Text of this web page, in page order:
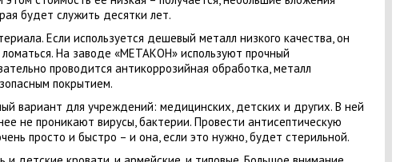
будет служить десятки лет.
Если используется дешевый металл низкого качества, он
На заводе «МЕТАКОН» используют прочный
проводится антикоррозийная обработка, металл
покрытием.
вариант для учреждений: медицинских, детских и других. В ней
не проникают вирусы, бактерии. Провести антисептическую
просто и быстро – и она, если это нужно, будет стерильной.